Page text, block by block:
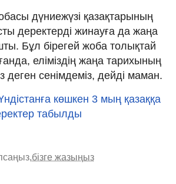
дүниежүзі қазақтарының
деректерді жинауға да жаңа
Бұл бірегей жоба толықтай
еліміздің жаңа тарихының
деген сенімдеміз, дейді маман.
көшкен 3 мың қазаққа
табылды
бізге жазыңыз